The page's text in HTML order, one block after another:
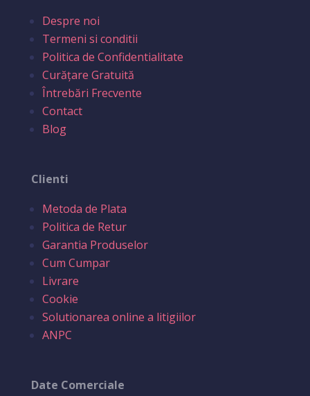
Despre noi
Termeni si conditii
Politica de Confidentialitate
Curățare Gratuită
Întrebări Frecvente
Contact
Blog
Clienti
Metoda de Plata
Politica de Retur
Garantia Produselor
Cum Cumpar
Livrare
Cookie
Solutionarea online a litigiilor
ANPC
Date Comerciale